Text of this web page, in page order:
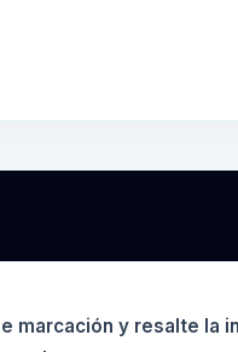
marcación y resalte la